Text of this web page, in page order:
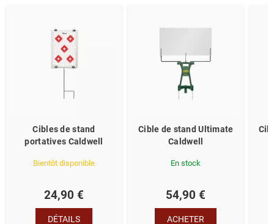
Cibles de stand
portatives Caldwell
Bientôt disponible
24,90 €
DÉTAILS
Cible de stand Ultimate
Caldwell
En stock
54,90 €
ACHETER